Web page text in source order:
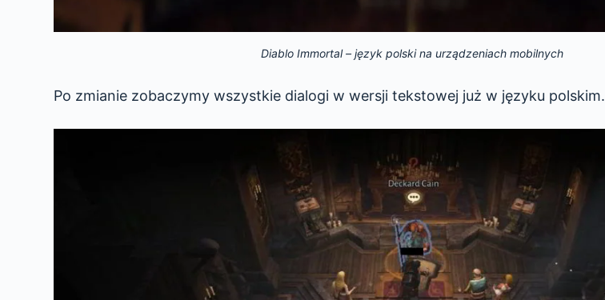
Diablo Immortal – język polski na urządzeniach mobilnych
Po zmianie zobaczymy wszystkie dialogi w wersji tekstowej już w języku polskim.